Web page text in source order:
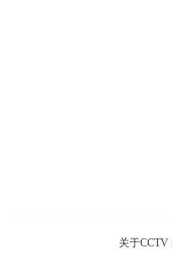
关于CCTV